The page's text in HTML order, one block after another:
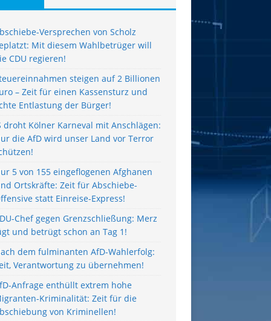
Versprechen von Scholz
Mit diesem Wahlbetrüger will
CDU regieren!
steigen auf 2 Billionen
– Zeit für einen Kassensturz und
Entlastung der Bürger!
droht Kölner Karneval mit Anschlägen:
die AfD wird unser Land vor Terror
5 von 155 eingeflogenen Afghanen
Ortskräfte: Zeit für Abschiebe-
statt Einreise-Express!
Chef gegen Grenzschließung: Merz
und betrügt schon an Tag 1!
dem fulminanten AfD-Wahlerfolg:
Verantwortung zu übernehmen!
Anfrage enthüllt extrem hohe
Kriminalität: Zeit für die
von Kriminellen!